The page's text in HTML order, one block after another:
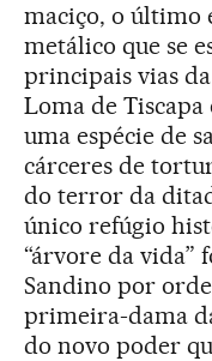
maciço, o último
metálico que se
principais vias
Loma de Tiscapa
uma espécie de
cárceres de
do terror da
único refúgio
“árvore da vida”
Sandino por
primeira-dama
do novo poder